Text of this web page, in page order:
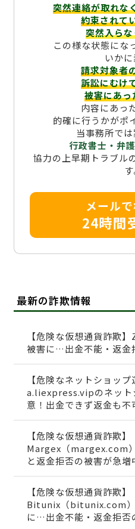
突然連絡が取れな
約束されて
突然入ら
この様な状態にな
いかに
請求対象者
訴訟にむけ
被害にあっ
内容にあっ
的確に行うかがポ
当事務所で
行政書士・弁
協力の上早期トラブル
す
メール
24時間
最新の詐欺情報
【危険な仮想通貨詐欺
被害に…出金不能・返金
【危険なネットショップ
a.liexpress.vipのネット
意！出金できず返金も不
【危険な仮想通貨詐欺】
Margex（margex.com
と返金拒否の被害が急増
【危険な仮想通貨詐欺】
Bitunix（bitunix.com）
に…出金不能・返金拒否